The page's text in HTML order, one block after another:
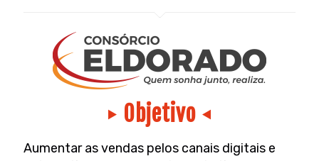
Objetivo
Aumentar as vendas pelos canais digitais e